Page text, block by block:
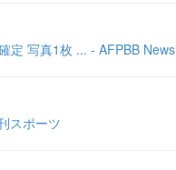
定 写真1枚 ... - AFPBB News
スポーツ